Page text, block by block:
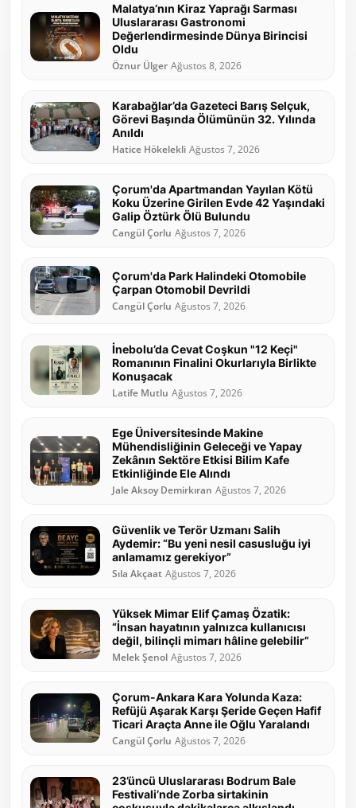
Malatya’nın Kiraz Yaprağı Sarması
Uluslararası Gastronomi
Değerlendirmesinde Dünya Birincisi
Oldu
Öznur Ülger Ağustos 8, 2026
Karabağlar’da Gazeteci Barış Selçuk,
Görevi Başında Ölümünün 32. Yılında
Anıldı
Hatice Hökelekli Ağustos 7, 2026
Çorum'da Apartmandan Yayılan Kötü
Koku Üzerine Girilen Evde 42 Yaşındaki
Galip Öztürk Ölü Bulundu
Cangül Çorlu Ağustos 7, 2026
Çorum'da Park Halindeki Otomobile
Çarpan Otomobil Devrildi
Cangül Çorlu Ağustos 7, 2026
İnebolu’da Cevat Coşkun "12 Keçi"
Romanının Finalini Okurlarıyla Birlikte
Konuşacak
Latife Mutlu Ağustos 7, 2026
Ege Üniversitesinde Makine
Mühendisliğinin Geleceği ve Yapay
Zekânın Sektöre Etkisi Bilim Kafe
Etkinliğinde Ele Alındı
Jale Aksoy Demirkıran Ağustos 7, 2026
Güvenlik ve Terör Uzmanı Salih
Aydemir: “Bu yeni nesil casusluğu iyi
anlamamız gerekiyor”
Sıla Akçaat Ağustos 7, 2026
Yüksek Mimar Elif Çamaş Özatik:
“İnsan hayatının yalnızca kullanıcısı
değil, bilinçli mimarı hâline gelebilir”
Melek Şenol Ağustos 7, 2026
Çorum-Ankara Kara Yolunda Kaza:
Refüjü Aşarak Karşı Şeride Geçen Hafif
Ticari Araçta Anne ile Oğlu Yaralandı
Cangül Çorlu Ağustos 7, 2026
23’üncü Uluslararası Bodrum Bale
Festivali’nde Zorba sirtakinin